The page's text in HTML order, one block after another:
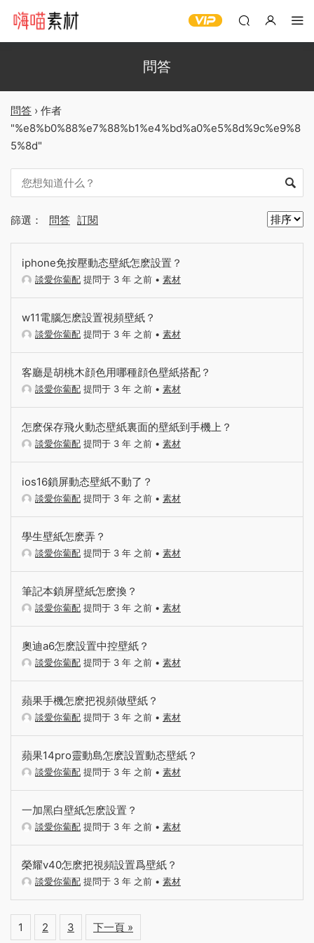
問答
問答 › 作者
"%e8%b0%88%e7%88%b1%e4%bd%a0%e5%8d%9c%e9%8
5%8d"
篩選： 問答 訂閱
iphone免按壓動态壁紙怎麽設置？
談愛你蔔配 提問于 3 年 之前 • 素材
w11電腦怎麽設置視頻壁紙？
談愛你蔔配 提問于 3 年 之前 • 素材
客廳是胡桃木顔色用哪種顔色壁紙搭配？
談愛你蔔配 提問于 3 年 之前 • 素材
怎麽保存飛火動态壁紙裏面的壁紙到手機上？
談愛你蔔配 提問于 3 年 之前 • 素材
ios16鎖屏動态壁紙不動了？
談愛你蔔配 提問于 3 年 之前 • 素材
學生壁紙怎麽弄？
談愛你蔔配 提問于 3 年 之前 • 素材
筆記本鎖屏壁紙怎麽換？
談愛你蔔配 提問于 3 年 之前 • 素材
奧迪a6怎麽設置中控壁紙？
談愛你蔔配 提問于 3 年 之前 • 素材
蘋果手機怎麽把視頻做壁紙？
談愛你蔔配 提問于 3 年 之前 • 素材
蘋果14pro靈動島怎麽設置動态壁紙？
談愛你蔔配 提問于 3 年 之前 • 素材
一加黑白壁紙怎麽設置？
談愛你蔔配 提問于 3 年 之前 • 素材
榮耀v40怎麽把視頻設置爲壁紙？
談愛你蔔配 提問于 3 年 之前 • 素材
1 2 3 下一頁 »